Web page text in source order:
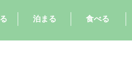
泊まる 食べる